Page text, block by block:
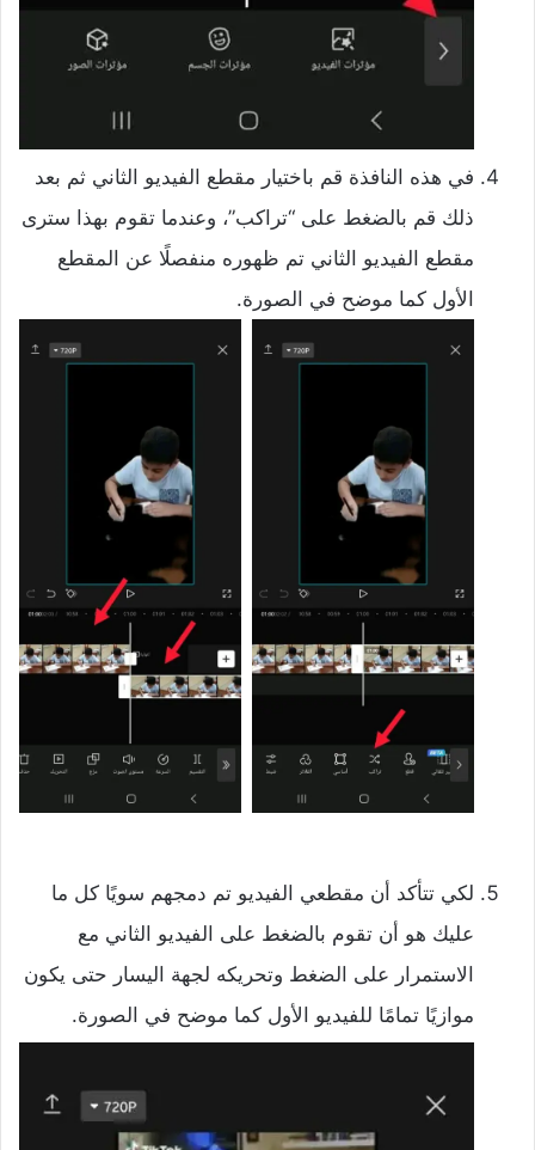
في هذه النافذة قم باختيار مقطع الفيديو الثاني ثم بعد
ذلك قم بالضغط على “تراكب”، وعندما تقوم بهذا سترى
مقطع الفيديو الثاني تم ظهوره منفصلًا عن المقطع
الأول كما موضح في الصورة.
لكي تتأكد أن مقطعي الفيديو تم دمجهم سويًا كل ما
عليك هو أن تقوم بالضغط على الفيديو الثاني مع
الاستمرار على الضغط وتحريكه لجهة اليسار حتى يكون
موازيًا تمامًا للفيديو الأول كما موضح في الصورة.